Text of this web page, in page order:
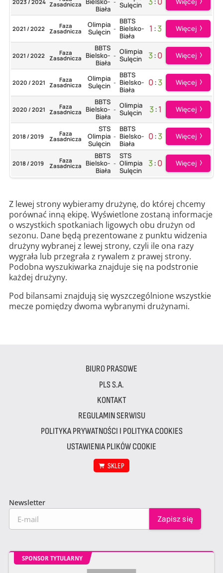
2023 / 2024 Zasadnicza
Biała
- Sulęcin
2021 / 2022 Faza
Zasadnicza
Olimpia
Sulęcin -
BBTS
Bielsko-
Biała
1 :3 Więcej
2021 / 2022 Faza
Zasadnicza
BBTS
Bielsko-
Biała
- Olimpia
Sulęcin
3:0 Więcej
2020 / 2021 Faza
Zasadnicza
Olimpia
Sulęcin -
BBTS
Bielsko-
Biała
0:3 Więcej
2020 / 2021 Faza
Zasadnicza
BBTS
Bielsko-
Biała
- Olimpia
Sulęcin
3:1 Więcej
2018 / 2019 Faza
Zasadnicza
STS
Olimpia
Sulęcin
-
BBTS
Bielsko-
Biała
0:3 Więcej
2018 / 2019 Faza
Zasadnicza
BBTS
Bielsko-
Biała
-
STS
Olimpia
Sulęcin
3:0 Więcej
Z lewej strony wybieramy drużynę, do której chcemy
porównać inną ekipę. Wyświetlone zostaną informacje
o wszystkich spotkaniach ligowych obu drużyn od
sezonu. Dane będą prezentowane z punktu widzenia
drużyny wybranej z lewej strony, czyli ile ona razy
wygrała lub przegrała z rywalem z prawej strony.
Podobna wyszukiwarka znajduje się na podstronie
każdej drużyny.
Pod bilansami znajdują się wyszczególnione wszystkie
mecze pomiędzy dwoma wybranymi drużynami.
BIURO PRASOWE
PLS S.A.
KONTAKT
REGULAMIN SERWISU
POLITYKA PRYWATNOŚCI I POLITYKA COOKIES
USTAWIENIA PLIKÓW COOKIE
SKLEP
Newsletter
SPONSOR TYTULARNY